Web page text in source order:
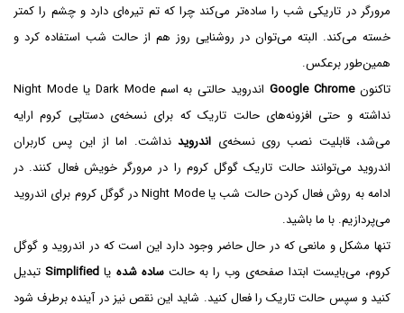
مرورگر در تاریکی شب را ساده‌تر می‌کند چرا که تم تیره‌ای دارد و چشم را کمتر
خسته می‌کند. البته می‌توان در روشنایی روز هم از حالت شب استفاده کرد و
همین‌طور برعکس.
تاکنونGoogle Chrome
اندروید حالتی به اسم Dark Mode یا Night Mode
نداشته و حتی افزونه‌های حالت تاریک که برای نسخه‌ی دستاپی کروم ارایه
می‌شد، قابلیت نصب روی نسخه‌ی اندرویدنداشت. اما از این پس کاربران
اندروید می‌توانند حالت تاریک گوگل کروم را در مرورگر خویش فعال کنند. در
ادامه به روش فعال کردن حالت شب یا Night Mode در گوگل کروم برای اندروید
می‌پردازیم. با ما باشید.
تنها مشکل و مانعی که در حال حاضر وجود دارد این است که در اندروید و گوگل
کروم، می‌بایست ابتدا صفحه‌ی وب را به حالتساده شده یا Simplified تبدیل
کنید و سپس حالت تاریک را فعال کنید. شاید این نقص نیز در آینده برطرف شود